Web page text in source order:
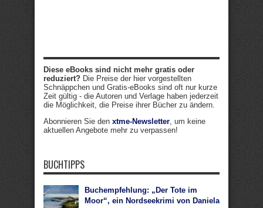
Diese eBooks sind nicht mehr gratis oder
reduziert? Die Preise der hier vorgestellten
Schnäppchen und Gratis-eBooks sind oft nur kurze
Zeit gültig - die Autoren und Verlage haben jederzeit
die Möglichkeit, die Preise ihrer Bücher zu ändern.
Abonnieren Sie den xtme-Newsletter, um keine
aktuellen Angebote mehr zu verpassen!
BUCHTIPPS
Buchempfehlung: „Der Tote im
Moor“, ein Nordseekrimi von Daniela